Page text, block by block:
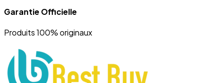
Garantie Officielle
Produits 100% originaux